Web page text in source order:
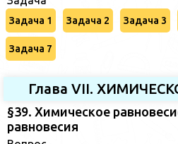
Задача 1 Задача 2 Задача 3
Задача 7
Глава VII.
§39. Химическое
равновесия